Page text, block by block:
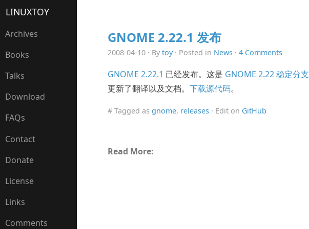
LINUXTOY
Archives
Books
Talks
Download
FAQs
Contact
Donate
License
Links
Comments
GNOME 2.22.1 发布
2008-04-10 · By toy· Posted in News· 4 Comments
GNOME 2.22.1 已经发布。这是 GNOME 2.22 稳定分支
更新了翻译以及文档。 下载源代码。
# Tagged as gnome, releases· Edit on GitHub
Read More: